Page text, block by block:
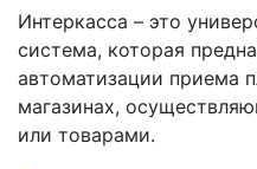
Интеркасса – это
система, которая
автоматизации приема
магазинах,
или товарами.